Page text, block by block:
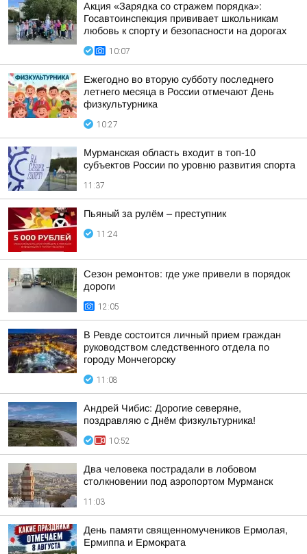
Акция «Зарядка со стражем порядка»:
Госавтоинспекция прививает школьникам
любовь к спорту и безопасности на дорогах
10:07
Ежегодно во вторую субботу последнего
летнего месяца в России отмечают День
физкультурника
10:27
Мурманская область входит в топ-10
субъектов России по уровню развития спорта
11:37
Пьяный за рулём – преступник
11:24
Сезон ремонтов: где уже привели в порядок
дороги
12:05
В Ревде состоится личный прием граждан
руководством следственного отдела по
городу Мончегорску
11:08
Андрей Чибис: Дорогие северяне,
поздравляю с Днём физкультурника!
10:52
Два человека пострадали в лобовом
столкновении под аэропортом Мурманск
11:03
День памяти священномучеников Ермолая,
Ермиппа и Ермократа